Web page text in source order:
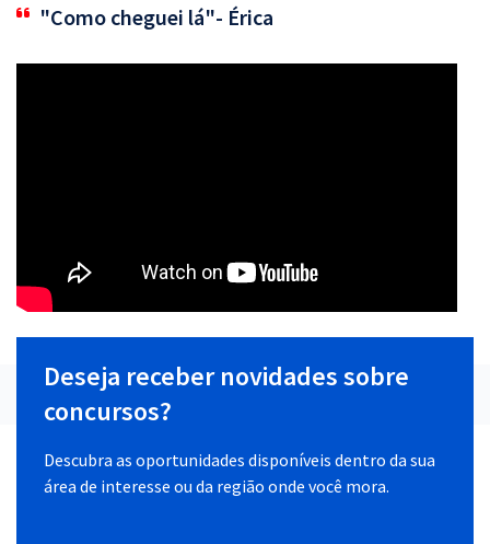
"Como cheguei lá"- Érica
Deseja receber novidades sobre
concursos?
Descubra as oportunidades disponíveis dentro da sua
área de interesse ou da região onde você mora.